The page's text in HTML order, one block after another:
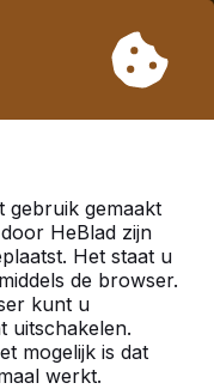
langere levertijden.
gebruik gemaakt
HeBlad zijn
Het staat u
de browser.
kunt u
uitschakelen.
mogelijk is dat
werkt.
verkocht